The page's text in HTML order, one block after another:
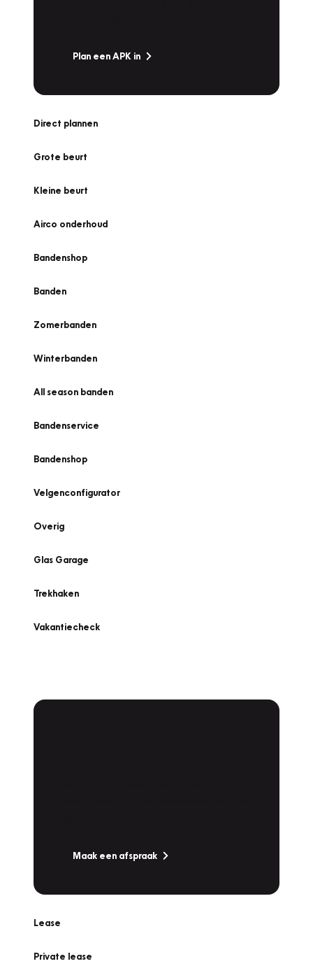
Plan een APK in
Direct plannen
Grote beurt
Kleine beurt
Airco onderhoud
Bandenshop
Banden
Zomerbanden
Winterbanden
All season banden
Bandenservice
Bandenshop
Velgenconfigurator
Overig
Glas Garage
Trekhaken
Vakantiecheck
Maak een afspraak
Lease
Private lease